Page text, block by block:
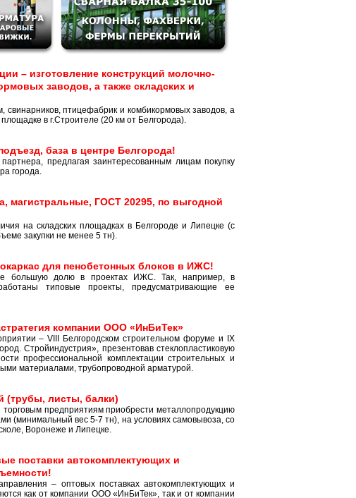
– изготовление конструкций молочно-
заводов, а также складских и
птицефабрик и комбикормовых заводов, а
в г.Строителе (20 км от Белгорода).
база в центре Белгорода!
предлагая заинтересованным лицам покупку
города.
магистральные, ГОСТ 20295, по выгодной
на складских площадках в Белгороде и Липецке (с
закупки не менее 5 тн).
для пенобетонных блоков в ИЖС!
большую долю в проектах ИЖС. Так, например, в
типовые проекты, предусматривающие ее
компании ООО «ИнБиТек»
– VIII Белгородском строительном форуме и IX
Стройиндустрия», презентовав стеклопластиковую
профессиональной комплектации строительных и
материалами, трубопроводной арматурой.
(трубы, листы, балки)
предприятиям приобрести металлопродукцию
(минимальный вес 5-7 тн), на условиях самовывоза, со
Воронеже и Липецке.
поставки автокомплектующих и
– оптовых поставках автокомплектующих и
как от компании ООО «ИнБиТек», так и от компании